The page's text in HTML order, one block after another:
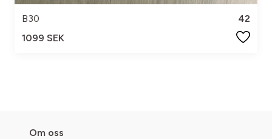
B30
42
1099 SEK
Om oss